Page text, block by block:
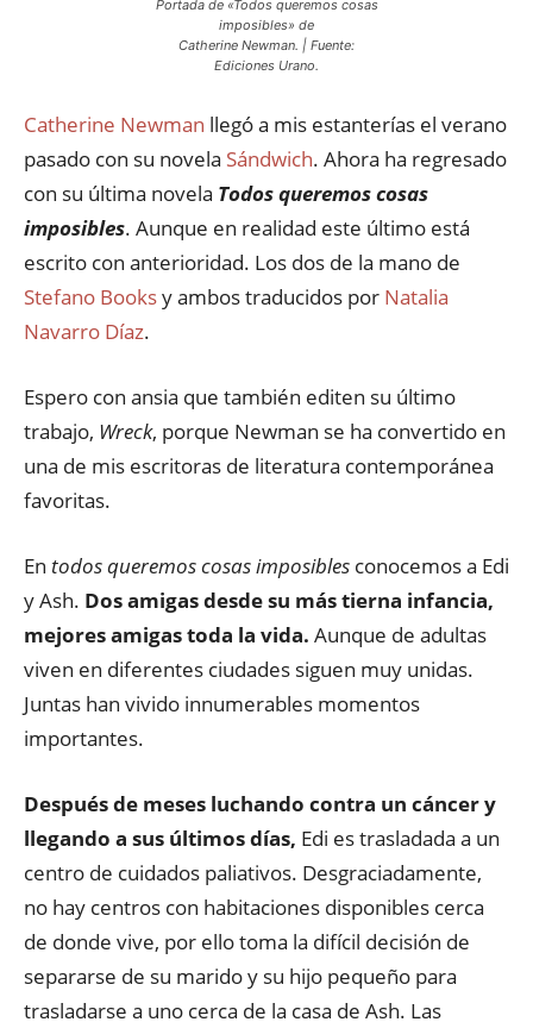
Portada de «Todos queremos cosas
imposibles» de
Catherine Newman. | Fuente:
Ediciones Urano.
Catherine Newman llegó a mis estanterías el verano
pasado con su novela Sándwich. Ahora ha regresado
con su última novela Todos queremos cosas
imposibles. Aunque en realidad este último está
escrito con anterioridad. Los dos de la mano de
Stefano Booksy ambos traducidos por Natalia
Navarro Díaz.
Espero con ansia que también editen su último
trabajo, Wreck, porque Newman se ha convertido en
una de mis escritoras de literatura contemporánea
favoritas.
En todos queremos cosas imposibles conocemos a Edi
y Ash. Dos amigas desde su más tierna infancia,
mejores amigas toda la vida. Aunque de adultas
viven en diferentes ciudades siguen muy unidas.
Juntas han vivido innumerables momentos
importantes.
Después de meses luchando contra un cáncer y
llegando a sus últimos días, Edi es trasladada a un
centro de cuidados paliativos. Desgraciadamente,
no hay centros con habitaciones disponibles cerca
de donde vive, por ello toma la difícil decisión de
separarse de su marido y su hijo pequeño para
trasladarse a uno cerca de la casa de Ash. Las